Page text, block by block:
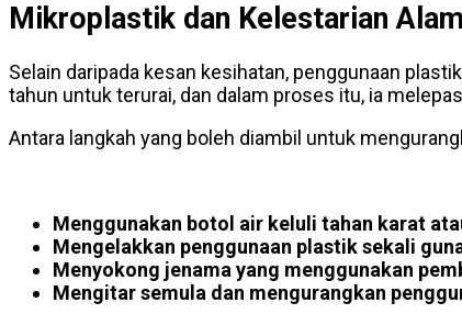
Mikroplastik dan Kelestarian Alam
Selain daripada kesan kesihatan, penggunaan
tahun untuk terurai, dan dalam proses itu, ia
Antara langkah yang boleh diambil untuk
Menggunakan botol air keluli tahan karat
Mengelakkan penggunaan plastik sekali
Menyokong jenama yang menggunakan
Mengitar semula dan mengurangkan